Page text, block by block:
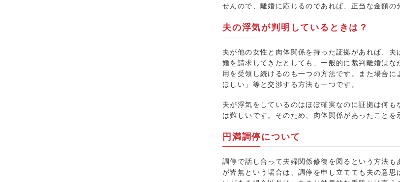
せんので、離婚に応じるのであれば、正当な金額
夫の浮気が判明しているときは？
夫が他の女性と肉体関係を持った証拠があれば、
婚を請求してきたとしても、一般的に裁判離婚は
用を受領し続けるのも一つの方法です。また場合
ほしい」等と交渉する方法も一つです。
夫が浮気をしているのはほぼ確実なのに証拠は何
は難しいです。そのため、肉体関係があったことを
円満調停について
調停で話し合って夫婦関係修復を図るという方法
が皆無という場合は、調停を申し立てても夫の意